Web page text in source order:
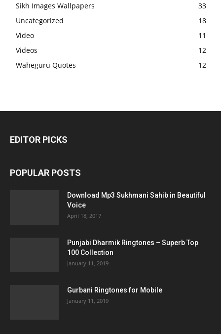
Sikh Images Wallpapers
33
Uncategorized
18
Video
11
Videos
12
Waheguru Quotes
12
EDITOR PICKS
POPULAR POSTS
Download Mp3 Sukhmani Sahib in Beautiful
Voice
April 18, 2017
Punjabi Dharmik Ringtones – Superb Top
100 Collection
January 11, 2019
Gurbani Ringtones for Mobile
January 11, 2019